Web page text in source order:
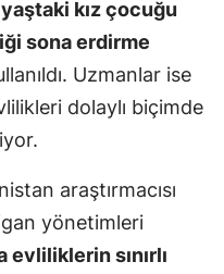
Kırklareli
Kırşehir
Kütahya
Malatya
kız çocuğu
sona erdirme
Uzmanlar ise
dolaylı biçimde
araştırmacısı
yönetimleri
sınırlı